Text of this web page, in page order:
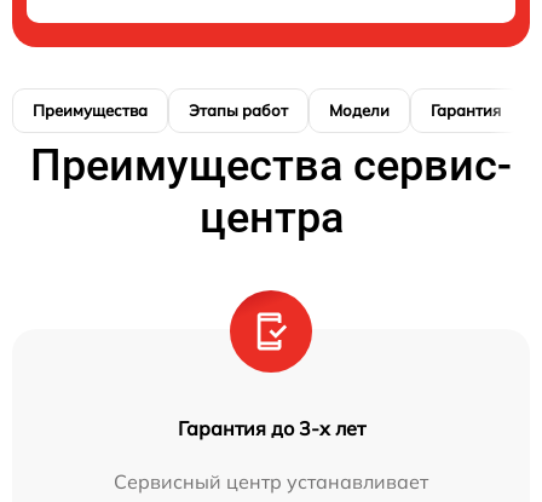
Преимущества Этапы работ Модели Гарантия
Преимущества сервис-
центра
Гарантия до 3-х лет
Сервисный центр устанавливает